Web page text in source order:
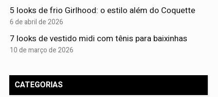
5 looks de frio Girlhood: o estilo além do Coquette
6 de abril de 2026
7 looks de vestido midi com tênis para baixinhas
10 de março de 2026
CATEGORIAS